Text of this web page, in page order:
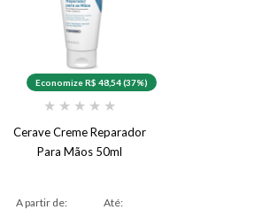
Economize R$ 48,54 (37%)
★ ★ ★ ★ ★
Cerave Creme Reparador
Para Mãos 50ml
A partir de:
Até: